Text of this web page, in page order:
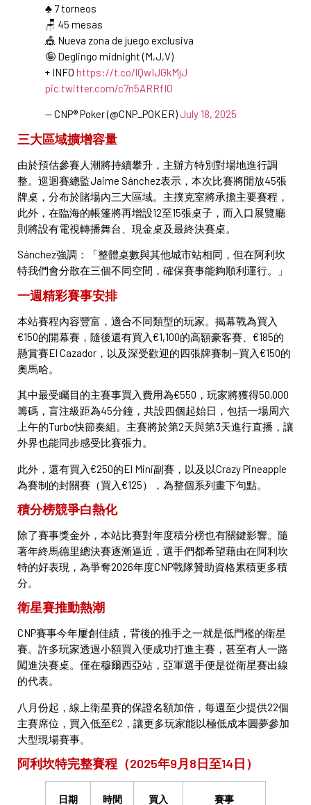
♣️ 7 torneos
🪑 45 mesas
🎪 Nueva zona de juego exclusiva
🤪 Deglingo midnight (M,J,V)
+ INFO https://t.co/lQwIJGkMjJ
pic.twitter.com/c7n5ARRfIO
— CNP® Poker (@CNP_POKER)July 18, 2025
三大區域擴增容量
由於預估參賽人潮將持續攀升，主辦方特別對場地進行調
整。巡迴賽總監Jaime Sánchez表示，本次比賽將開放45張
牌桌，分布於賭場內三大區域。主撲克室將承擔主要賽程，
此外，在臨海的帳篷將再增設12至15張桌子，而入口展覽廳
則將設有電視轉播舞台、現金桌及最終決賽桌。
Sánchez強調：「整體桌數與其他城市站相同，但在阿利坎
特我們會分散在三個不同空間，確保賽事能夠順利運行。」
一週精彩賽事安排
本站賽程內容豐富，適合不同類型的玩家。揭幕戰為買入
€150的開幕賽，隨後還有買入€1,100的高額豪客賽、€185的
懸賞賽El Cazador，以及深受歡迎的四張牌賽制—買入€150的
奧馬哈。
其中最受矚目的主賽事買入費用為€550，玩家將獲得50,000
籌碼，盲注級距為45分鐘，共設四個起始日，包括一場周六
上午的Turbo快節奏組。主賽將於第2天與第3天進行直播，讓
外界也能同步感受比賽張力。
此外，還有買入€250的El Mini副賽，以及以Crazy Pineapple
為賽制的封關賽（買入€125），為整個系列畫下句點。
積分榜競爭白熱化
除了賽事獎金外，本站比賽對年度積分榜也有關鍵影響。隨
著年終馬德里總決賽逐漸逼近，選手們都希望藉由在阿利坎
特的好表現，為爭奪2026年度CNP戰隊贊助資格累積更多積
分。
衛星賽推動熱潮
CNP賽事今年屢創佳績，背後的推手之一就是低門檻的衛星
賽。許多玩家透過小額買入便成功打進主賽，甚至有人一路
闖進決賽桌。僅在穆爾西亞站，亞軍選手便是從衛星賽出線
的代表。
八月份起，線上衛星賽的保證名額加倍，每週至少提供22個
主賽席位，買入低至€2，讓更多玩家能以極低成本圓夢參加
大型現場賽事。
阿利坎特完整賽程（2025年9月8日至14日）
日期 時間 買入 賽事